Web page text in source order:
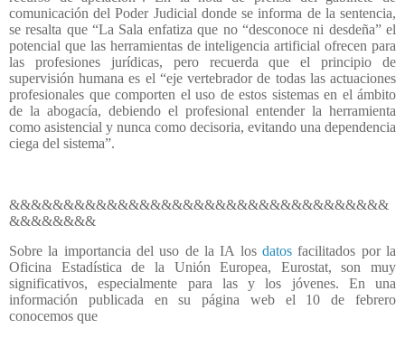
comunicación del Poder Judicial donde se informa de la sentencia,
se resalta que “La Sala enfatiza que no “desconoce ni desdeña” el
potencial que las herramientas de inteligencia artificial ofrecen para
las profesiones jurídicas, pero recuerda que el principio de
supervisión humana es el “eje vertebrador de todas las actuaciones
profesionales que comporten el uso de estos sistemas en el ámbito
de la abogacía, debiendo el profesional entender la herramienta
como asistencial y nunca como decisoria, evitando una dependencia
ciega del sistema”.
&&&&&&&&&&&&&&&&&&&&&&&&&&&&&&&&&&&
&&&&&&&&
Sobre la importancia del uso de la IA los datos facilitados por la
Oficina Estadística de la Unión Europea, Eurostat, son muy
significativos, especialmente para las y los jóvenes. En una
información publicada en su página web el 10 de febrero
conocemos que